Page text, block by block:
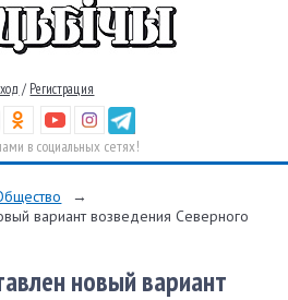
/ Регистрация
в социальных сетях!
→
вариант возведения Северного
новый вариант